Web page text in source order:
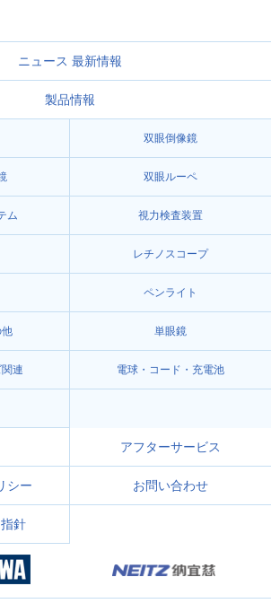
ニュース 最新情報
製品情報
双眼倒像鏡
双眼ルーペ
ム 視力検査装置
レチノスコープ
ペンライト
単眼鏡
連 電球・コード・充電池
アフターサービス
シー お問い合わせ
針